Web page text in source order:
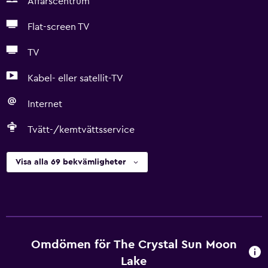
Flat-screen TV
TV
Kabel- eller satellit-TV
Internet
Tvätt-/kemtvättsservice
Visa alla 69 bekvämligheter
Omdömen för The Crystal Sun Moon
Lake